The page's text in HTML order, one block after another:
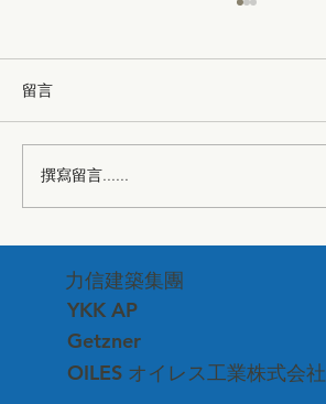
OILES オイレス工業株式会社
Getzner
YKK AP
力信建築集團
結建築美學
留言
撰寫留言......